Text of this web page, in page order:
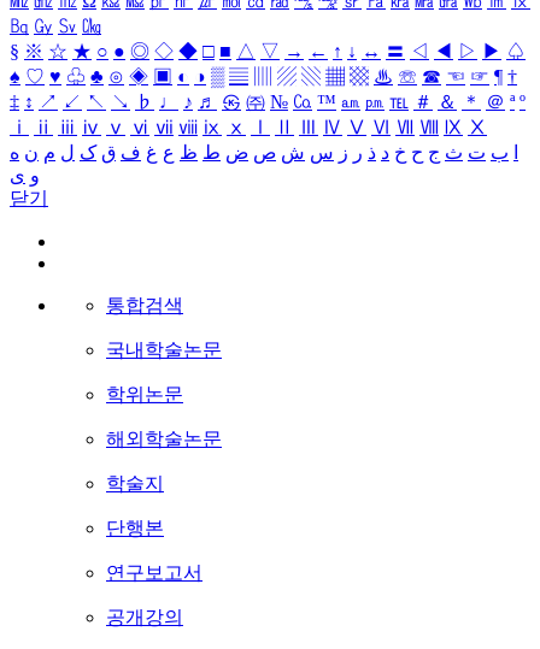
㏃ ㏉ ㏜ ㏆
§ ※ ☆ ★ ○ ● ◎ ◇ ◆ □ ■ △ ▽ → ← ↑ ↓ ↔ 〓 ◁ ◀ ▷ ▶ ♤
♠ ♡ ♥ ♧ ♣ ⊙ ◈ ▣ ◐ ◑ ▒ ▤ ▨ ▧ ▦ ▩ ♨ ☏ ☎ ☜ ☞ ¶ †
‡ ↕ ↗ ↙ ↖ ↘ ♭ ♩ ♪ ♬ ㉿ ㈜ № ㏇ ™ ㏂ ㏘ ℡ ＃ ＆ ＊ ＠ ª º
ⅰ
ⅱ ⅲ ⅳ ⅴ ⅵ ⅶ ⅷ ⅸ ⅹ Ⅳ Ⅴ Ⅵ Ⅶ Ⅷ Ⅸ Ⅹ
ب ت ث ج ح خ د ذ ر ز س ش ص ض ط ظ ع غ ف ق ک ل م ن ه
و ی
닫기
통합검색
국내학술논문
학위논문
해외학술논문
학술지
단행본
연구보고서
공개강의